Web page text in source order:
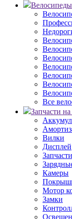
Велосипеды
Все
Запчасти
Вилки
Дисплей
Камеры
Мотор
Замки